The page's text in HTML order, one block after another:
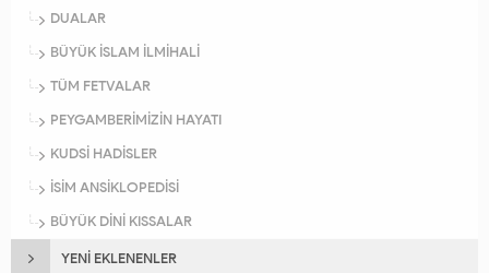
DUALAR
BÜYÜK İSLAM İLMİHALİ
TÜM FETVALAR
PEYGAMBERİMİZİN HAYATI
KUDSİ HADİSLER
İSİM ANSİKLOPEDİSİ
BÜYÜK DİNİ KISSALAR
YENİ EKLENENLER